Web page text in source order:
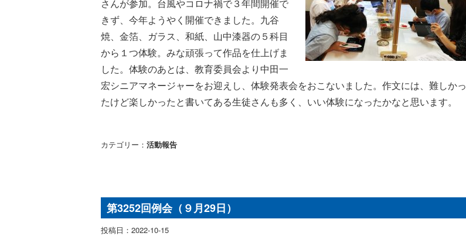
さんが参加。台風やコロナ禍で３年間開催で
きず、今年ようやく開催できました。九谷
焼、金箔、ガラス、和紙、山中漆器の５科目
から１つ体験。みな頑張って作品を仕上げま
した。体験のあとは、教育委員会より中田一
宏シニアマネージャーをお迎えし、体験発表会をおこないました。作文には、難しかっ
たけど楽しかったと書いてある生徒さんも多く、いい体験になったかなと思います。
カテゴリー： 活動報告
第3252回例会（９月29日）
投稿日：2022-10-15